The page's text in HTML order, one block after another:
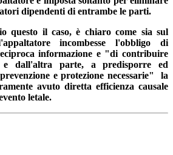
dipendenti di entrambe le parti.
questo il caso, è chiaro come sia sul
incombesse l'obbligo di
informazione e "di contribuire
e dall'altra parte, a predisporre ed
e protezione necessarie" la
avuto diretta efficienza causale
letale.